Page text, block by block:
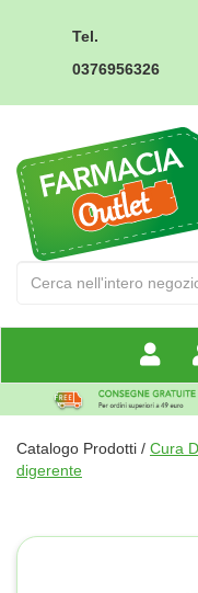
Tel.
0376956326
Outlet
Prodotto
Catalogo Prodotti / Cura
digerente